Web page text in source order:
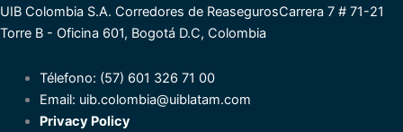
UIB Colombia S.A. Corredores de ReasegurosCarrera 7 # 71-21
Torre B - Oficina 601, Bogotá D.C, Colombia
Télefono: (57) 601 326 71 00
Email: uib.colombia@uiblatam.com
Privacy Policy